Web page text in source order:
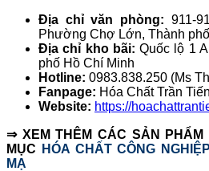
Địa chỉ văn phòng: 911-
Phường Chợ Lớn, Thành
Địa chỉ kho bãi: Quốc lộ 1
phố Hồ Chí Minh
Hotline: 0983.838.250 (Ms
Fanpage: Hóa Chất Trần Tiến
Website: https://
⇒ XEM THÊM CÁC SẢN PHẨM
MỤC
HÓA CHẤT CÔNG
MẠ